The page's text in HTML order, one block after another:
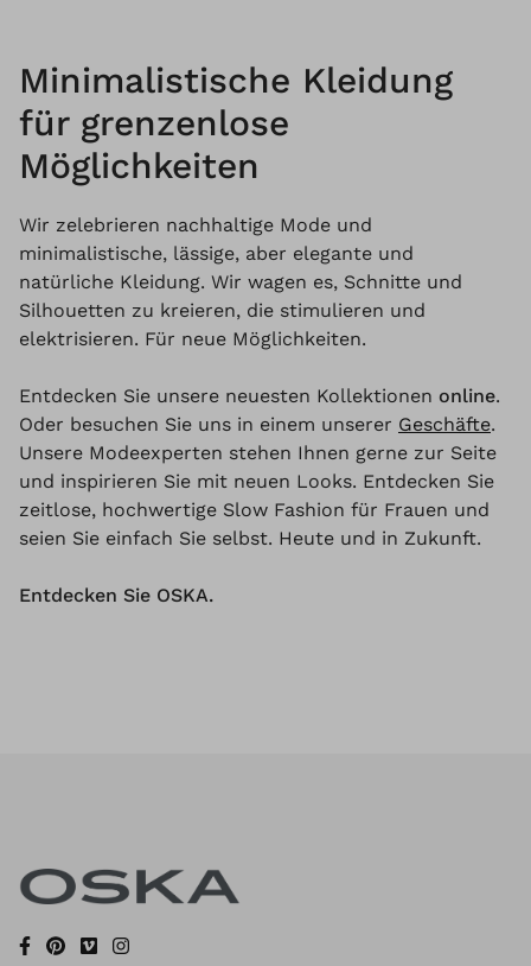
Minimalistische Kleidung
für grenzenlose
Möglichkeiten
Wir zelebrieren nachhaltige Mode und
minimalistische, lässige, aber elegante und
natürliche Kleidung. Wir wagen es, Schnitte und
Silhouetten zu kreieren, die stimulieren und
elektrisieren. Für neue Möglichkeiten.
Entdecken Sie unsere neuesten Kollektionen online.
Oder besuchen Sie uns in einem unserer Geschäfte.
Unsere Modeexperten stehen Ihnen gerne zur Seite
und inspirieren Sie mit neuen Looks. Entdecken Sie
zeitlose, hochwertige Slow Fashion für Frauen und
seien Sie einfach Sie selbst. Heute und in Zukunft.
Entdecken Sie OSKA.